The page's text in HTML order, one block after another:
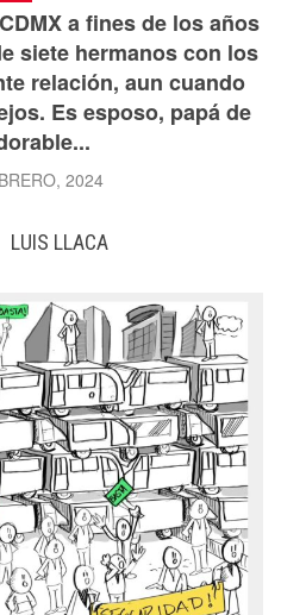
a fines de los años
siete hermanos con los
relación, aun cuando
Es esposo, papá de
2024
LUIS LLACA